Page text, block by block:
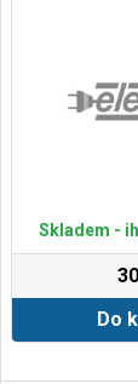
Skladem -
Do